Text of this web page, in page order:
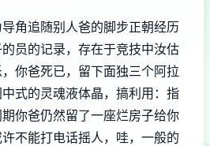
角追随别人爸的脚步正朝经历
员的记录，存在于竞技中汝估
你爸死已，留下面独三个阿拉
式的灵魂液体晶，搞利用：指
你爸仍然留了一座烂房子给你
许不能打电话摇人，哇，一般的